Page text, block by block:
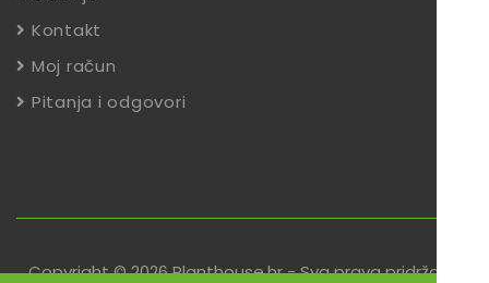
Kontakt
Moj račun
Pitanja i odgovori
Copyright © 2026 Planthouse.hr - Sva prava pridržana